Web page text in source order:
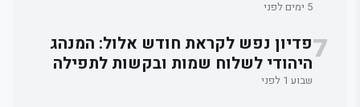
5 ימים לפני
7פדיון נפש לקראת חודש אלול: המנהג
היהודי לשלוח שמות ובקשות לתפילה
וברכה
שבוע 1 לפני